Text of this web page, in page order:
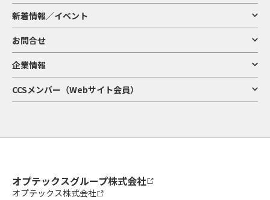
新着情報／イベント
お問合せ
企業情報
CCSメンバー（Webサイト会員）
オプテックスグループ株式会社
オプテックス株式会社